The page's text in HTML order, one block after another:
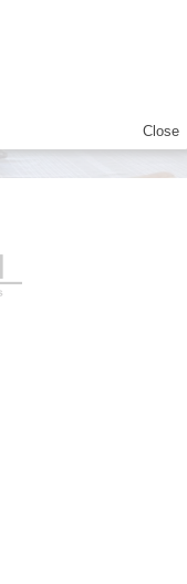
1 2 3 4 5 6
Close